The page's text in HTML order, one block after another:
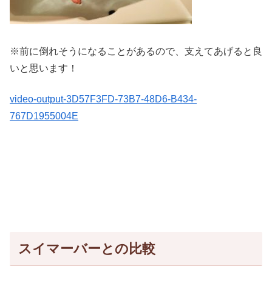
※前に倒れそうになることがあるので、支えてあげると良
いと思います！
video-output-3D57F3FD-73B7-48D6-B434-
767D1955004E
スイマーバーとの比較